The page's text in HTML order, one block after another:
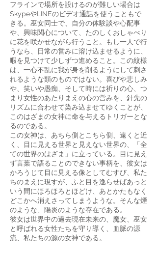
フラインで場所を設けるのが難しい場合は
SkypeやLINEのビデオ通話を使うこともで
きる。巫女同士で、自分の体験談や心配事
や、興味関心について、たのしくおしゃべり
に花を咲かせながら行うこと。もし一人で行
うなら、日常の営みに溶け込ませるように、
暇を見つけて少しずつ進めること。この紋様
は、一心不乱に我が身を削るようにして刺さ
れるような類のものではない。喜びや悲しみ
や、笑いや愚痴、そして時には祈りの心、つ
まり女性のあたりまえの心の営みを、針先の
リズムに合わせて染み込ませてゆくことが、
このはざまの女神に命を与えるトリガーとな
るのである。
この女神は、あちら側とこちら側、遠くと近
く、目に見える世界と見えない世界の、「全
ての世界のはざま」に立っている。目に見え
ず言葉で語ることのできない事柄を、彼女は
かろうじて目に見える像としてむすび、私た
ちのまえに現すが、ふと目を逸らせばあっと
いう間にほろほろとほどけ、あとかたもなく
どこかへ消えさってしまうような。そんな煙
のような、陽炎のような存在である。
彼女は世界中の過去現在未来の、魔女、巫女
と呼ばれる女性たちを守り導く、血脈の源
流、私たちの源の女神である。